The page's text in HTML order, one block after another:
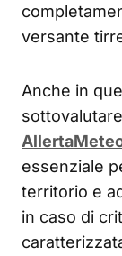
versante
Anche in
essenziale
territorio e
in caso di